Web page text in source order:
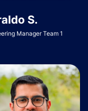
S.
Manager Team 1